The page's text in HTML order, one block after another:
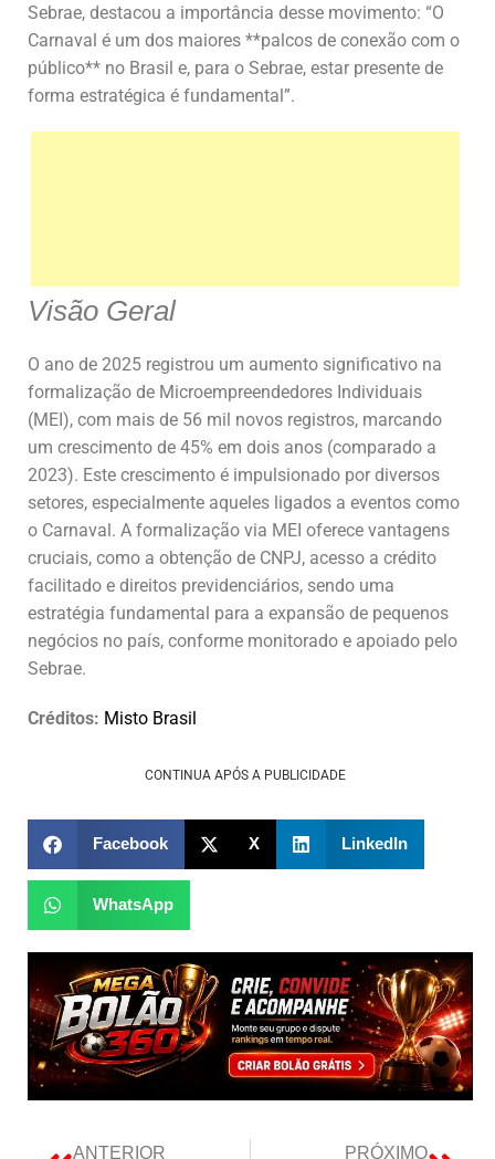
Sebrae, destacou a importância desse movimento: “O
Carnaval é um dos maiores **palcos de conexão com o
público** no Brasil e, para o Sebrae, estar presente de
forma estratégica é fundamental”.
Visão Geral
O ano de 2025 registrou um aumento significativo na
formalização de Microempreendedores Individuais
(MEI), com mais de 56 mil novos registros, marcando
um crescimento de 45% em dois anos (comparado a
2023). Este crescimento é impulsionado por diversos
setores, especialmente aqueles ligados a eventos como
o Carnaval. A formalização via MEI oferece vantagens
cruciais, como a obtenção de CNPJ, acesso a crédito
facilitado e direitos previdenciários, sendo uma
estratégia fundamental para a expansão de pequenos
negócios no país, conforme monitorado e apoiado pelo
Sebrae.
Créditos: Misto Brasil
CONTINUA APÓS A PUBLICIDADE
Facebook X LinkedIn
WhatsApp
ANTERIOR PRÓXIMO